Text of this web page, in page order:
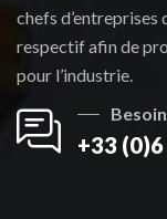
chefs
respectif afin de
pour l’industrie.
+33